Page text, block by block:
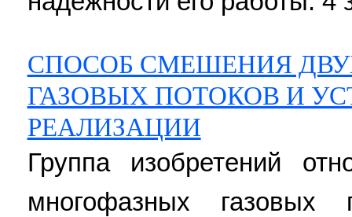
СПОСОБ СМЕШЕНИЯ
ГАЗОВЫХ ПОТОКОВ И
РЕАЛИЗАЦИИ
Группа изобретений
многофазных